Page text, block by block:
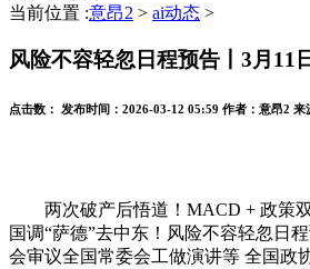
当前位置 :意昂2 > ai动态 >
风险不容轻忽日程预告丨3月11
点击数： 发布时间： 2026-03-12 05:59 作者： 意昂2 来
两次破产后悟道！MACD + 政策
国调“萨德”去中东！风险不容轻忽日
会审议全国常委会工做演讲等 全国政